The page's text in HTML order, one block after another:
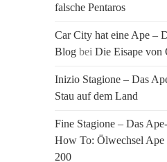
falsche Pentaros
Car City hat eine Ape –
Blog beiDie Eisape von
Inizio Stagione – Das
Stau auf dem Land
Fine Stagione – Das
How To: Ölwechsel Ape
200